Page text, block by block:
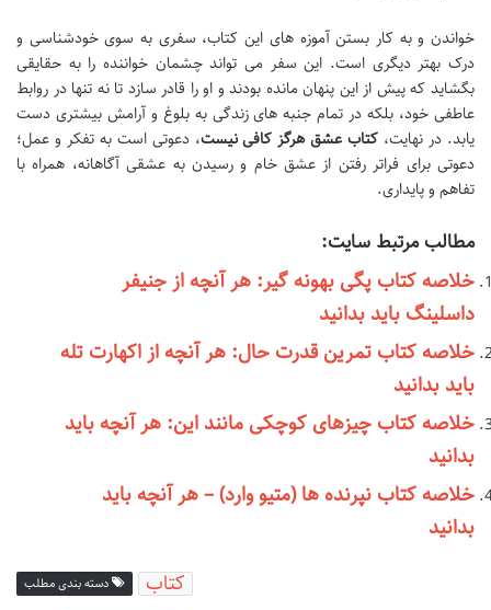
خواندن و به کار بستن آموزه های این کتاب، سفری به سوی خودشناسی و
درک بهتر دیگری است. این سفر می تواند چشمان خواننده را به حقایقی
بگشاید که پیش از این پنهان مانده بودند و او را قادر سازد تا نه تنها در روابط
عاطفی خود، بلکه در تمام جنبه های زندگی به بلوغ و آرامش بیشتری دست
یابد. در نهایت، کتاب عشق هرگز کافی نیست، دعوتی است به تفکر و عمل؛
دعوتی برای فراتر رفتن از عشق خام و رسیدن به عشقی آگاهانه، همراه با
تفاهم و پایداری.
مطالب مرتبط سایت:
خلاصه کتاب پگی بهونه گیر: هر آنچه از جنیفر
داسلینگ باید بدانید
خلاصه کتاب تمرین قدرت حال: هر آنچه از اکهارت تله
باید بدانید
خلاصه کتاب چیزهای کوچکی مانند این: هر آنچه باید
بدانید
خلاصه کتاب نپرنده ها (متیو وارد) – هر آنچه باید
بدانید
دسته بندی مطلب کتاب